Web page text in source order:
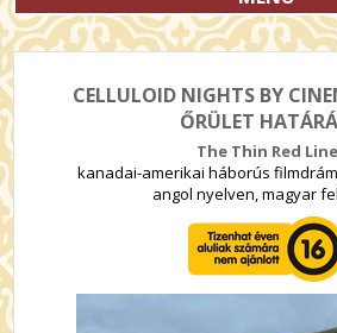
CELLULOID NIGHTS BY
ŐRÜLET
The Thin Red Line
kanadai-amerikai háborús
angol nyelven, magyar